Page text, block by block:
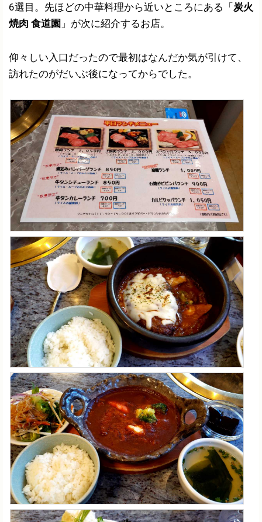
6選目。先ほどの中華料理から近いところにある「炭火
焼肉 食道園 」が次に紹介するお店。
仰々しい入口だったので最初はなんだか気が引けて、
訪れたのがだいぶ後になってからでした。